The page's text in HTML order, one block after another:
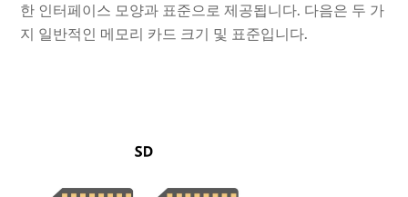
한 인터페이스 모양과 표준으로 제공됩니다. 다음은 두 가
지 일반적인 메모리 카드 크기 및 표준입니다.